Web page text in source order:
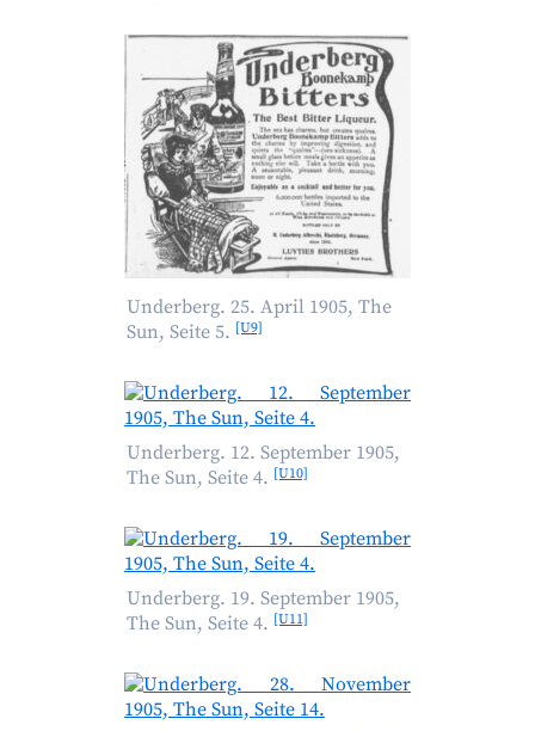
Underberg. 25. April 1905, The
Sun, Seite 5. [U9]
Underberg. 12. September 1905,
The Sun, Seite 4. [U10]
Underberg. 19. September 1905,
The Sun, Seite 4. [U11]